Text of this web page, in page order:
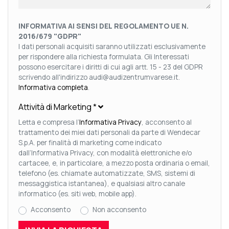
INFORMATIVA AI SENSI DEL REGOLAMENTO UE N.
2016/679 "GDPR"
I dati personali acquisiti saranno utilizzati esclusivamente
per rispondere alla richiesta formulata. Gli Interessati
possono esercitare i diritti di cui agli artt. 15 - 23 del GDPR
scrivendo all'indirizzo audi@audizentrumvarese.it.
Informativa completa.
Attività di Marketing*
Letta e compresa l’Informativa Privacy, acconsento al
trattamento dei miei dati personali da parte di Wendecar
S.p.A. per finalità di marketing come indicato
dall’Informativa Privacy, con modalità elettroniche e/o
cartacee, e, in particolare, a mezzo posta ordinaria o email,
telefono (es. chiamate automatizzate, SMS, sistemi di
messaggistica istantanea), e qualsiasi altro canale
informatico (es. siti web, mobile app).
Acconsento
Non acconsento